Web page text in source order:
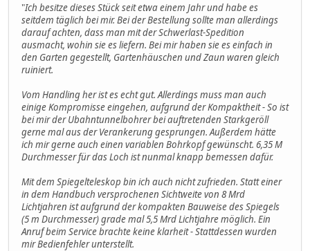
"Ich besitze dieses Stück seit etwa einem Jahr und habe es
seitdem täglich bei mir. Bei der Bestellung sollte man allerdings
darauf achten, dass man mit der Schwerlast-Spedition
ausmacht, wohin sie es liefern. Bei mir haben sie es einfach in
den Garten gegestellt, Gartenhäuschen und Zaun waren gleich
ruiniert.
Vom Handling her ist es echt gut. Allerdings muss man auch
einige Kompromisse eingehen, aufgrund der Kompaktheit - So ist
bei mir der Ubahntunnelbohrer bei auftretenden Starkgeröll
gerne mal aus der Verankerung gesprungen. Außerdem hätte
ich mir gerne auch einen variablen Bohrkopf gewünscht. 6,35 M
Durchmesser für das Loch ist nunmal knapp bemessen dafür.
Mit dem Spiegelteleskop bin ich auch nicht zufrieden. Statt einer
in dem Handbuch versprochenen Sichtweite von 8 Mrd
Lichtjahren ist aufgrund der kompakten Bauweise des Spiegels
(5 m Durchmesser) grade mal 5,5 Mrd Lichtjahre möglich. Ein
Anruf beim Service brachte keine klarheit - Stattdessen wurden
mir Bedienfehler unterstellt.